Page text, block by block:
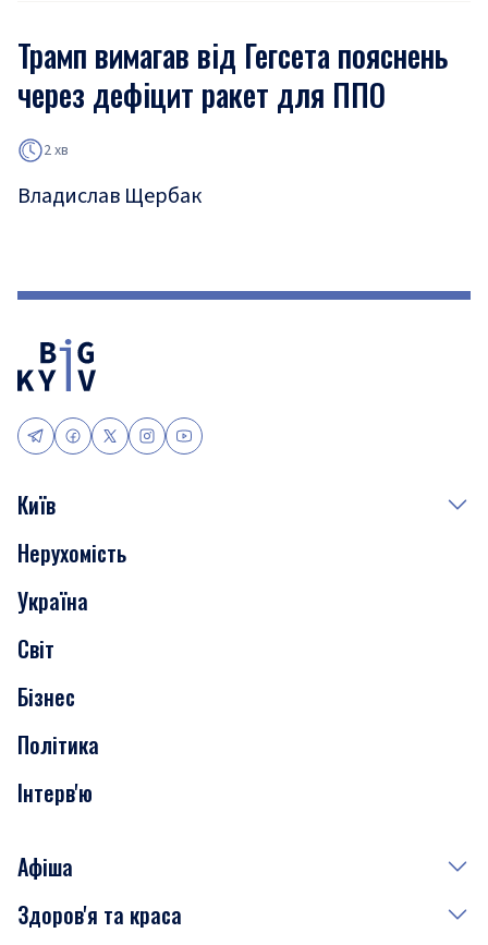
Трамп вимагав від Гегсета пояснень
через дефіцит ракет для ППО
2 хв
Владислав Щербак
Київ
Події
Скандали
Нерухомість
Транспорт
Нерухомість
Україна
Світ
Бізнес
Політика
Інтерв'ю
Афіша
Сьогодні
Здоров'я та краса